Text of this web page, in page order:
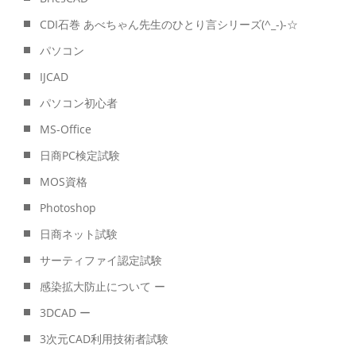
CDI石巻 あべちゃん先生のひとり言シリーズ(^_-)-☆
パソコン
IJCAD
パソコン初心者
MS-Office
日商PC検定試験
MOS資格
Photoshop
日商ネット試験
サーティファイ認定試験
感染拡大防止について ー
3DCAD ー
3次元CAD利用技術者試験